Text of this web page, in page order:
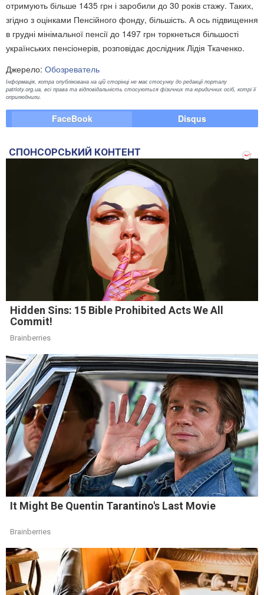
отримують більше 1435 грн і заробили до 30 років стажу. Таких,
згідно з оцінками Пенсійного фонду, більшість. А ось підвищення
в грудні мінімальної пенсії до 1497 грн торкнеться більшості
українських пенсіонерів, розповідає дослідник Лідія Ткаченко.
Джерело: Обозреватель
Інформація, котра опублікована на цій сторінці не має стосунку до редакції порталу
patrioty.org.ua, всі права та відповідальність стосуються фізичних та юридичних осіб, котрі її
оприлюднили.
FaceBook Disqus
СПОНСОРСЬКИЙ КОНТЕНТ
Hidden Sins: 15 Bible Prohibited Acts We All
Commit!
Brainberries
It Might Be Quentin Tarantino's Last Movie
Brainberries